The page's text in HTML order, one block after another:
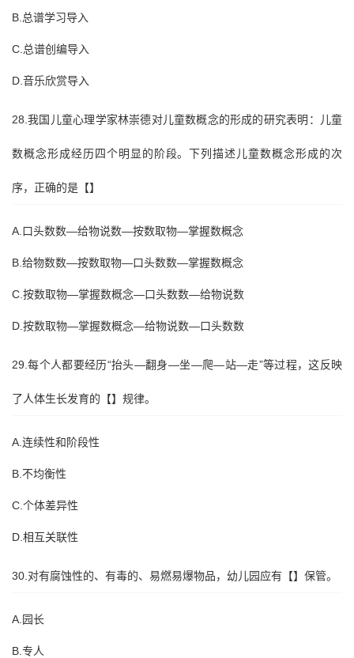
B.总谱学习导入
C.总谱创编导入
D.音乐欣赏导入
28.我国儿童心理学家林崇德对儿童数概念的形成的研究表明：儿童
数概念形成经历四个明显的阶段。下列描述儿童数概念形成的次
序，正确的是【】
A.口头数数—给物说数—按数取物—掌握数概念
B.给物数数—按数取物—口头数数—掌握数概念
C.按数取物—掌握数概念—口头数数—给物说数
D.按数取物—掌握数概念—给物说数—口头数数
29.每个人都要经历“抬头—翻身—坐—爬—站—走”等过程，这反映
了人体生长发育的【】规律。
A.连续性和阶段性
B.不均衡性
C.个体差异性
D.相互关联性
30.对有腐蚀性的、有毒的、易燃易爆物品，幼儿园应有【】保管。
A.园长
B.专人